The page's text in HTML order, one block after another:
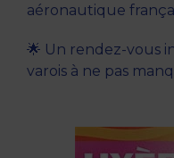
aéronautique
🌟 Un rendez-vous
varois à ne pas